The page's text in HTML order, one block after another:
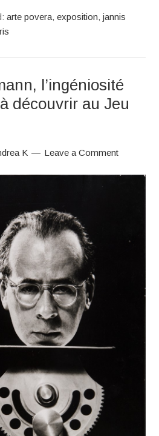
arte povera,exposition,jannis
l’ingéniosité
découvrir au Jeu
K Leave a Comment